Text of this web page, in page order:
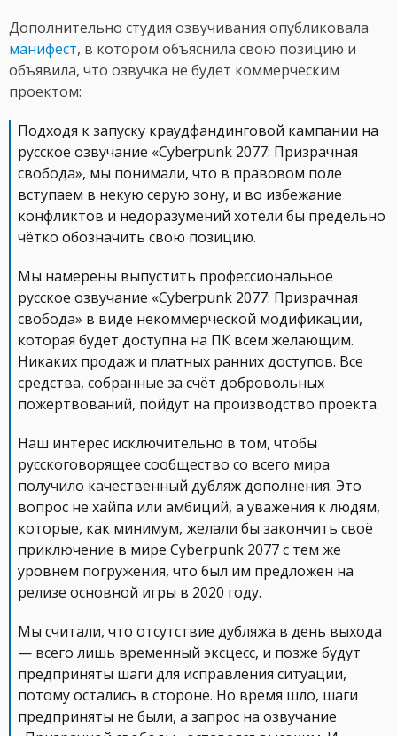
Дополнительно студия озвучивания опубликовала
манифест, в котором объяснила свою позицию и
объявила, что озвучка не будет коммерческим
проектом:
Подходя к запуску краудфандинговой кампании на
русское озвучание «Cyberpunk 2077: Призрачная
свобода», мы понимали, что в правовом поле
вступаем в некую серую зону, и во избежание
конфликтов и недоразумений хотели бы предельно
чётко обозначить свою позицию.
Мы намерены выпустить профессиональное
русское озвучание «Cyberpunk 2077: Призрачная
свобода» в виде некоммерческой модификации,
которая будет доступна на ПК всем желающим.
Никаких продаж и платных ранних доступов. Все
средства, собранные за счёт добровольных
пожертвований, пойдут на производство проекта.
Наш интерес исключительно в том, чтобы
русскоговорящее сообщество со всего мира
получило качественный дубляж дополнения. Это
вопрос не хайпа или амбиций, а уважения к людям,
которые, как минимум, желали бы закончить своё
приключение в мире Cyberpunk 2077 с тем же
уровнем погружения, что был им предложен на
релизе основной игры в 2020 году.
Мы считали, что отсутствие дубляжа в день выхода
— всего лишь временный эксцесс, и позже будут
предприняты шаги для исправления ситуации,
потому остались в стороне. Но время шло, шаги
предприняты не были, а запрос на озвучание